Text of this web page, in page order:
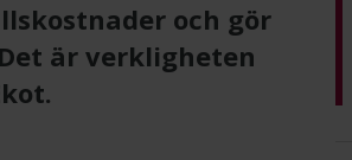
och gör
är verkligheten